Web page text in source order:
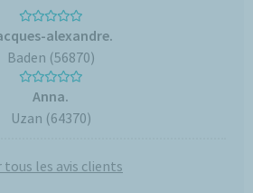
alexandre.
Baden (56870)
Anna.
Uzan (64370)
tous les avis clients